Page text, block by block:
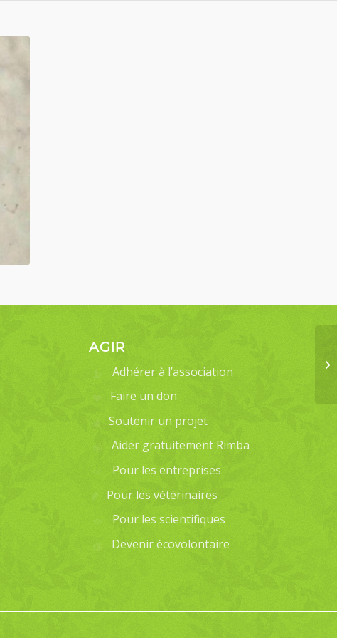
AGIR
Adhérer à l’association
Faire un don
Soutenir un projet
Aider gratuitement Rimba
Pour les entreprises
Pour les vétérinaires
Pour les scientifiques
Devenir écovolontaire